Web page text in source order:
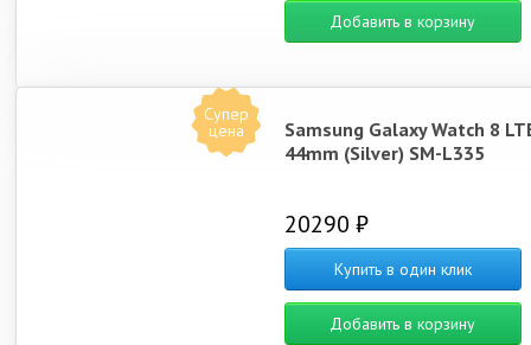
Добавить в корзину
Супер
цена
Samsung Galaxy Watch 8
44mm (Silver) SM-L335
20290 ₽
Купить в один клик
Добавить в корзину